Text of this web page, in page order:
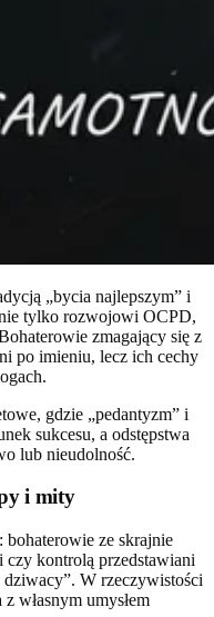
„bycia najlepszym” i
tylko rozwojowi OCPD,
zmagający się z
po imieniu, lecz ich cechy
gdzie „pedantyzm” i
sukcesu, a odstępstwa
lub nieudolność.
i mity
bohaterowie ze skrajnie
czy kontrolą przedstawiani
dziwacy”. W rzeczywistości
własnym umysłem